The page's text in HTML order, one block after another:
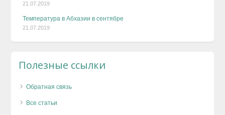
21.07.2019
Температура в Абхазии в сентябре
21.07.2019
Полезные ссылки
Обратная связь
Все статьи